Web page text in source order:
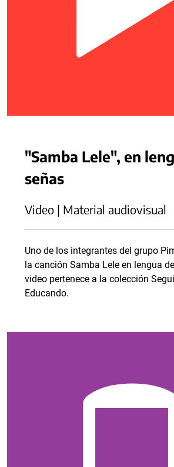
"Samba Lele", en
señas
Video | Material audiovisual
Uno de los integrantes del grupo
la canción Samba Lele en lengua
video pertenece a la colección
Educando.